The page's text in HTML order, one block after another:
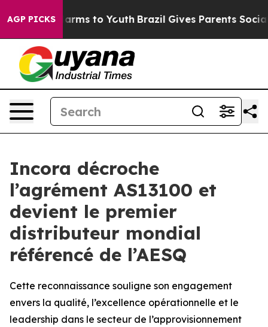
AGP PICKS
Abate Harms to Youth Brazil Gives Parents Social
Incora décroche
l’agrément AS13100 et
devient le premier
distributeur mondial
référencé de l’AESQ
Cette reconnaissance souligne son engagement
envers la qualité, l’excellence opérationnelle et le
leadership dans le secteur de l’approvisionnement